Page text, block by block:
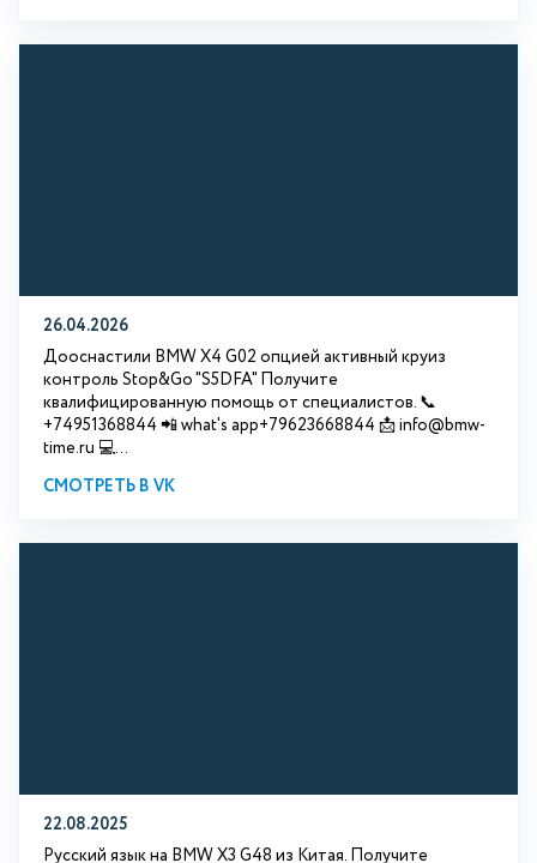
26.04.2026
Дооснастили BMW X4 G02 опцией активный круиз
контроль Stop&Go "S5DFA" Получите
квалифицированную помощь от специалистов. 📞
+74951368844 📲 what's app+79623668844 📩 info@bmw-
time.ru 💻...
СМОТРЕТЬ В VK
22.08.2025
Русский язык на BMW X3 G48 из Китая. Получите